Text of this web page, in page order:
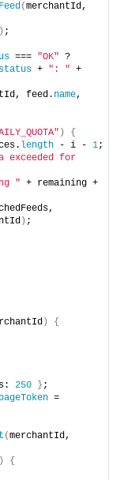
(merchantId,
) ;
=== "OK"
status + ": " +
feed. name,
)
{
length - i - 1;
exceeded for
"
) ;
)
{
250 } ;
pageToken =
(merchantId,
)
{